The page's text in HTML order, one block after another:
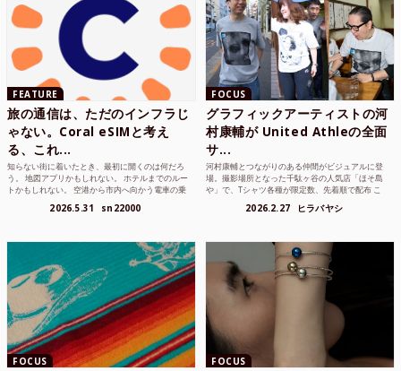
FEATURE
旅の通信は、ただのインフラじ
ゃない。Coral eSIMと考え
る、これ...
知らない街に着いたとき、最初に開くのは何だろ
う。 地図アプリかもしれない。 ホテルまでのルー
トかもしれない。 空港から市内へ向かう電車の乗
2026.5.31 sn22000
FOCUS
グラフィックアーティストの河
村康輔が United Athleの全面
サ...
河村康輔とつながりのある仲間がビジュアルに登
場。撮影場所となった千駄ヶ谷の人気店「ほそ島
や」で、Tシャツ各種が限定数、先着順で配布 こ
2026.2.27 ヒラバヤシ
FOCUS FOCUS